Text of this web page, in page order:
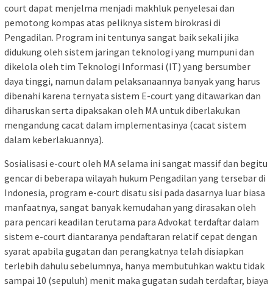
court dapat menjelma menjadi makhluk penyelesai dan
pemotong kompas atas peliknya sistem birokrasi di
Pengadilan. Program ini tentunya sangat baik sekali jika
didukung oleh sistem jaringan teknologi yang mumpuni dan
dikelola oleh tim Teknologi Informasi (IT) yang bersumber
daya tinggi, namun dalam pelaksanaannya banyak yang harus
dibenahi karena ternyata sistem E-court yang ditawarkan dan
diharuskan serta dipaksakan oleh MA untuk diberlakukan
mengandung cacat dalam implementasinya (cacat sistem
dalam keberlakuannya).
Sosialisasi e-court oleh MA selama ini sangat massif dan begitu
gencar di beberapa wilayah hukum Pengadilan yang tersebar di
Indonesia, program e-court disatu sisi pada dasarnya luar biasa
manfaatnya, sangat banyak kemudahan yang dirasakan oleh
para pencari keadilan terutama para Advokat terdaftar dalam
sistem e-court diantaranya pendaftaran relatif cepat dengan
syarat apabila gugatan dan perangkatnya telah disiapkan
terlebih dahulu sebelumnya, hanya membutuhkan waktu tidak
sampai 10 (sepuluh) menit maka gugatan sudah terdaftar, biaya